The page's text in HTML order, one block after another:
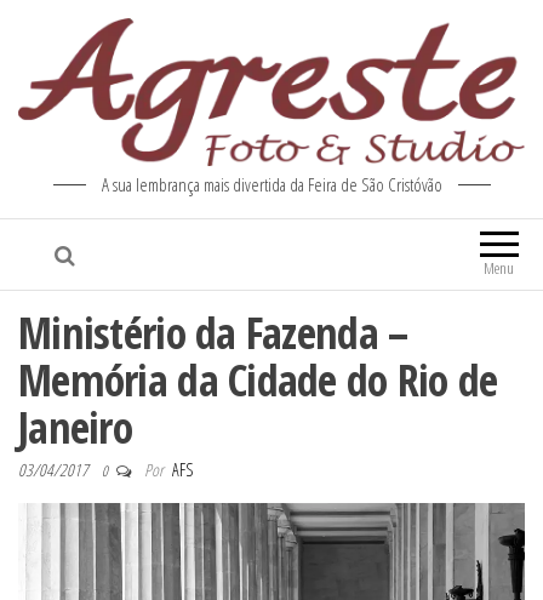
A sua lembrança mais divertida da Feira de São Cristóvão
Menu
Ministério da Fazenda –
Memória da Cidade do Rio de
Janeiro
03/04/2017 0 Por AFS